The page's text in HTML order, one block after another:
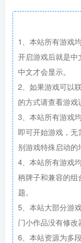
1、本站所有游戏
开启游戏后就是中
中文才会显示。
2、如果游戏可以
的方式请查看游戏
3、本站所有游戏
即可开始游戏，
别游戏特殊启动的
4、本站所有游戏
柄牌子和兼容的组
题。
5、本站大部分游
门小作品没有修改
6、本站资源为多